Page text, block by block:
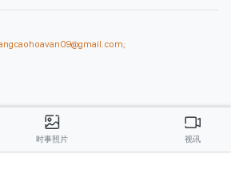
裴氏红霜、张德义、范氏云英、杨文光、阮德显、
060